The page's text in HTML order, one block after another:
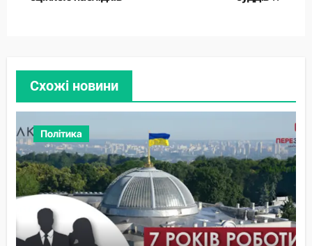
Схожі новини
Політика